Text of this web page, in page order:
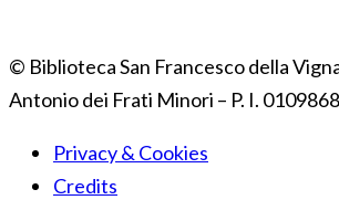
© Biblioteca San Francesco della
Antonio dei Frati Minori – P. I.
Privacy & Cookies
Credits